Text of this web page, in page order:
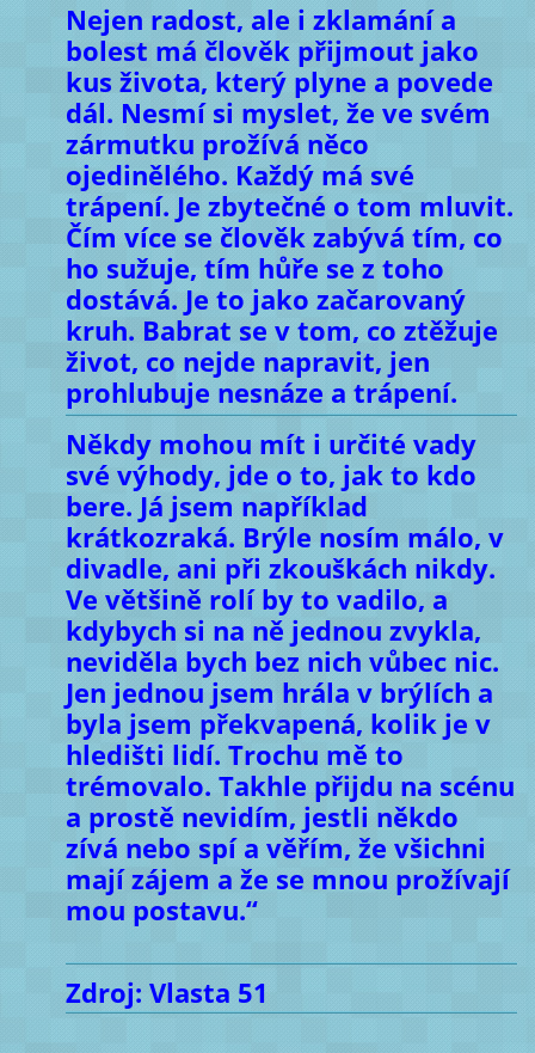
Nejen radost, ale i zklamání a
bolest má člověk přijmout jako
kus života, který plyne a povede
dál. Nesmí si myslet, že ve svém
zármutku prožívá něco
ojedinělého. Každý má své
trápení. Je zbytečné o tom mluvit.
Čím více se člověk zabývá tím, co
ho sužuje, tím hůře se z toho
dostává. Je to jako začarovaný
kruh. Babrat se v tom, co ztěžuje
život, co nejde napravit, jen
prohlubuje nesnáze a trápení.
Někdy mohou mít i určité vady
své výhody, jde o to, jak to kdo
bere. Já jsem například
krátkozraká. Brýle nosím málo, v
divadle, ani při zkouškách nikdy.
Ve většině rolí by to vadilo, a
kdybych si na ně jednou zvykla,
neviděla bych bez nich vůbec nic.
Jen jednou jsem hrála v brýlích a
byla jsem překvapená, kolik je v
hledišti lidí. Trochu mě to
trémovalo. Takhle přijdu na scénu
a prostě nevidím, jestli někdo
zívá nebo spí a věřím, že všichni
mají zájem a že se mnou prožívají
mou postavu.“
Zdroj: Vlasta 51